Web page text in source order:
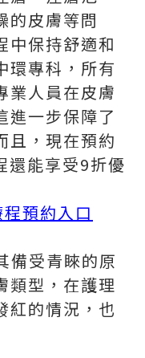
的皮膚等問
中保持舒適和
環專科，所有
業人員在皮膚
進一步保障了
且，現在預約
還能享受9折優
預約入口
受青睞的原
類型，在護理
紅的情況，也